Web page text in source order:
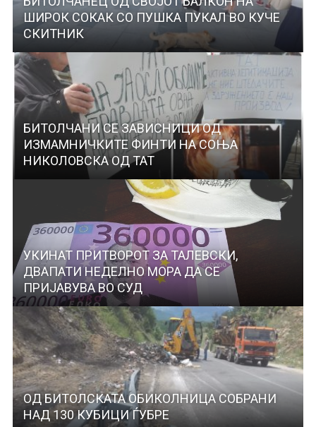
ШИРОК СОКАК СО ПУШКА ПУКАЛ ВО КУЧЕ
СКИТНИК
БИТОЛЧАНИ СЕ ЗАВИСНИЦИ ОД
ИЗМАМНИЧКИТЕ ФИНТИ НА СОЊА
НИКОЛОВСКА ОД ТАТ
УКИНАТ ПРИТВОРОТ ЗА ТАЛЕВСКИ,
ДВАПАТИ НЕДЕЛНО МОРА ДА СЕ
ПРИЈАВУВА ВО СУД
ОД БИТОЛСКАТА ОБИКОЛНИЦА СОБРАНИ
НАД 130 КУБИЦИ ЃУБРЕ